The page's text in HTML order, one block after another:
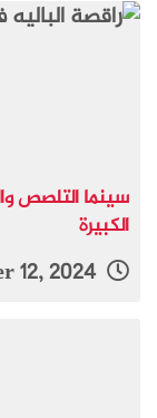
سينما التلصص
الكبيرة